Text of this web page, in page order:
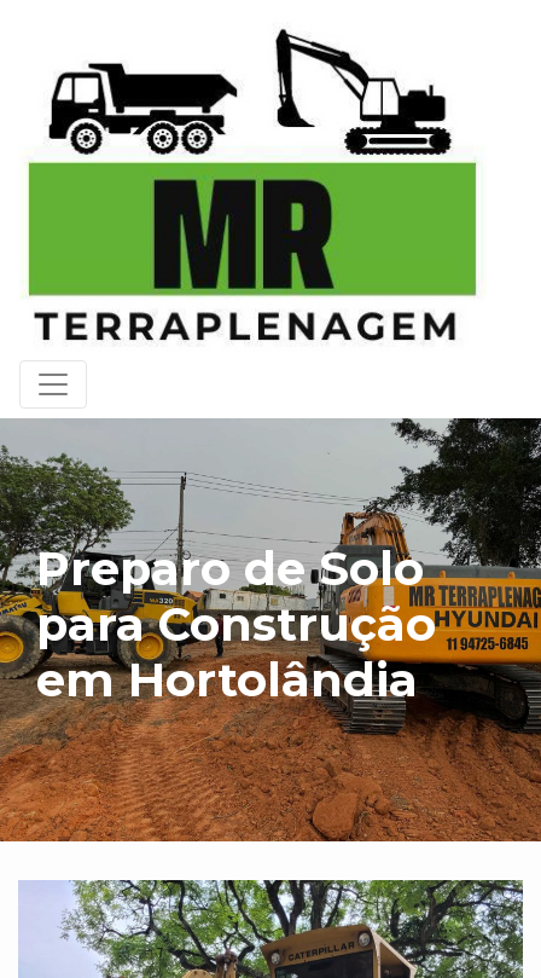
Preparo de Solo
para Construção
em Hortolândia